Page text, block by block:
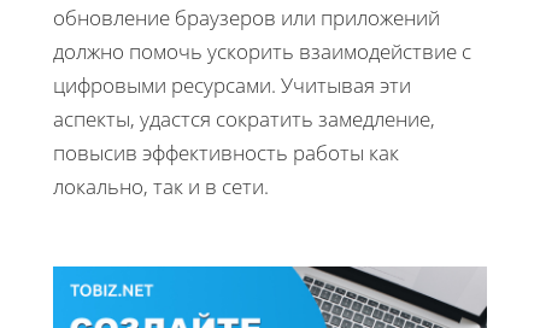
обновление браузеров или приложений
должно помочь ускорить взаимодействие с
цифровыми ресурсами. Учитывая эти
аспекты, удастся сократить замедление,
повысив эффективность работы как
локально, так и в сети.